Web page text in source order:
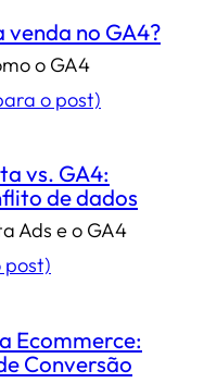
venda no GA4?
o GA4
o post)
vs. GA4:
de dados
Ads e o GA4
post)
Ecommerce:
Conversão